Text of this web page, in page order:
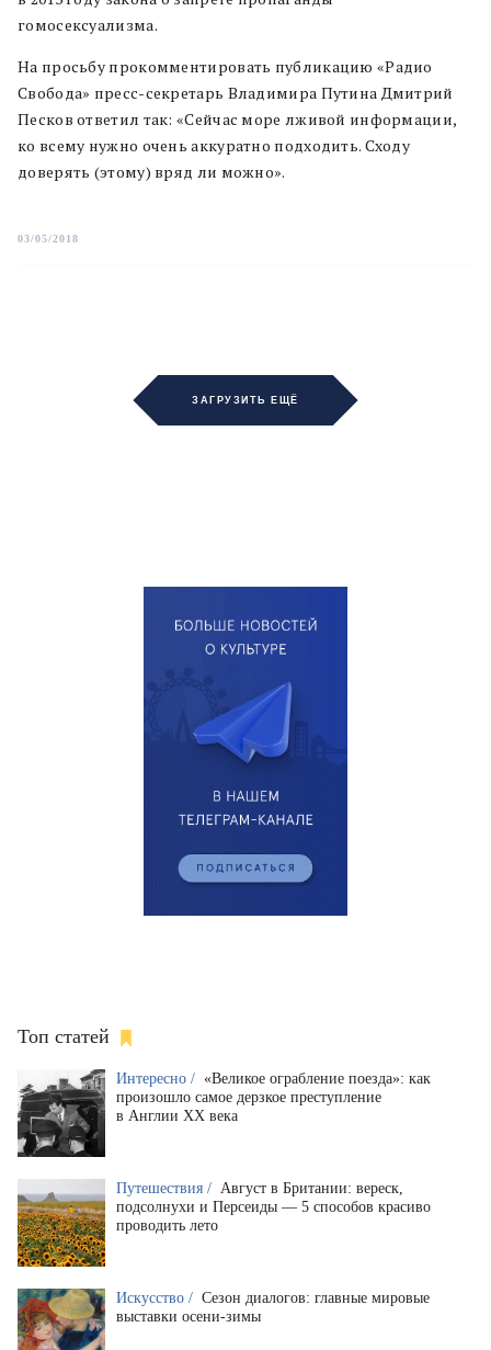
гомосексуализма.
На просьбу прокомментировать публикацию «Радио
Свобода» пресс-секретарь Владимира Путина Дмитрий
Песков ответил так: «Сейчас море лживой информации,
ко всему нужно очень аккуратно подходить. Сходу
доверять (этому) вряд ли можно».
03/05/2018
ЗАГРУЗИТЬ ЕЩЁ
Топ статей
Интересно / «Великое ограбление поезда»: как
произошло самое дерзкое преступление
в Англии XX века
Путешествия / Август в Британии: вереск,
подсолнухи и Персеиды — 5 способов красиво
проводить лето
Искусство / Сезон диалогов: главные мировые
выставки осени-зимы